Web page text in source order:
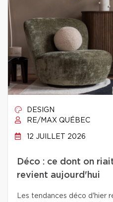
DESIGN
RE/MAX QUÉBEC
12 JUILLET 2026
Déco : ce dont on
revient aujourd'hui
Les tendances déco d'hier